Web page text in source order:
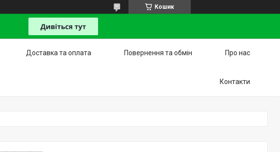
Кошик
Доставка та оплата Повернення та обмін Про нас
Контакти